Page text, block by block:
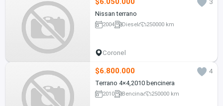
3
Nissan terrano
2004 Diesel 250000 km
Coronel
$6.800.000
4
Terrano 4×4,2010 bencinera
2010 Bencina 250000 km